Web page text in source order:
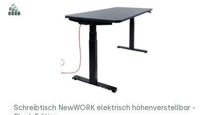
Schreibtisch NewWORK elektrisch höhenverstellbar -